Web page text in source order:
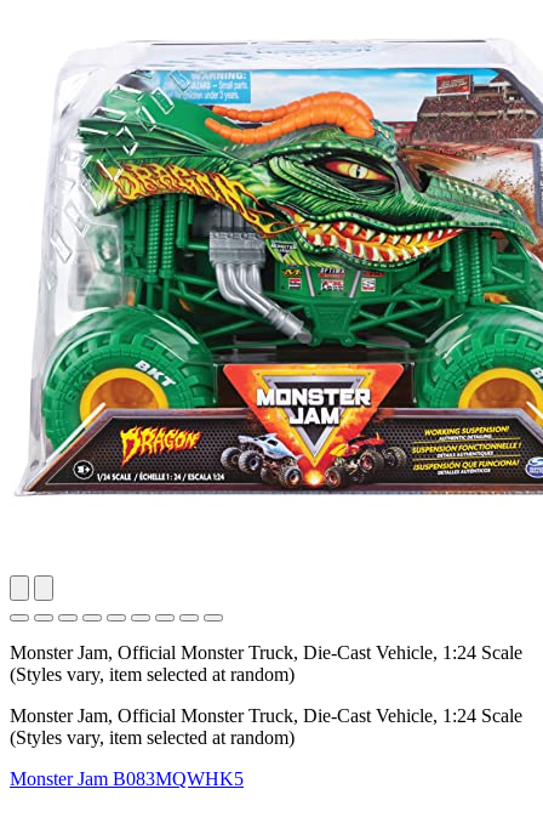
Monster Jam, Official Monster Truck, Die-Cast Vehicle, 1:24 Scale
(Styles vary, item selected at random)
Monster Jam, Official Monster Truck, Die-Cast Vehicle, 1:24 Scale
(Styles vary, item selected at random)
Monster Jam B083MQWHK5